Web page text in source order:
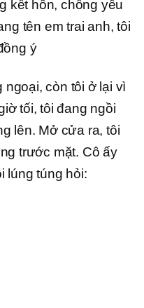
kết hôn, chồng yêu
tên em trai anh, tôi
ý
ngoại, còn tôi ở lại vì
tối, tôi đang ngồi
lên. Mở cửa ra, tôi
trước mặt. Cô ấy
lúng túng hỏi: